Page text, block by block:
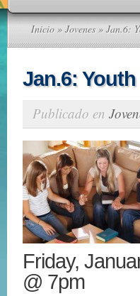
Inicio » Jovenes» Jan.6:
Jan.6:
Publicado en
Friday,
@ 7pm